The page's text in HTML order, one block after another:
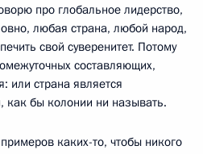
про глобальное лидерство,
любая страна, любой народ,
свой суверенитет. Потому
составляющих,
или страна является
как бы колонии ни называть.
каких-то, чтобы никого